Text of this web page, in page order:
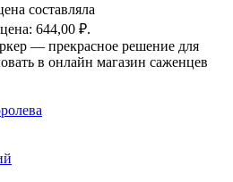
составляла
644,00 ₽.
— прекрасное решение для
в онлайн магазин саженцев